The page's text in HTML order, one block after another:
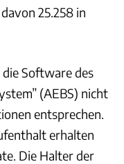
25.258 in
Software des
(AEBS) nicht
entsprechen.
erhalten
Die Halter der